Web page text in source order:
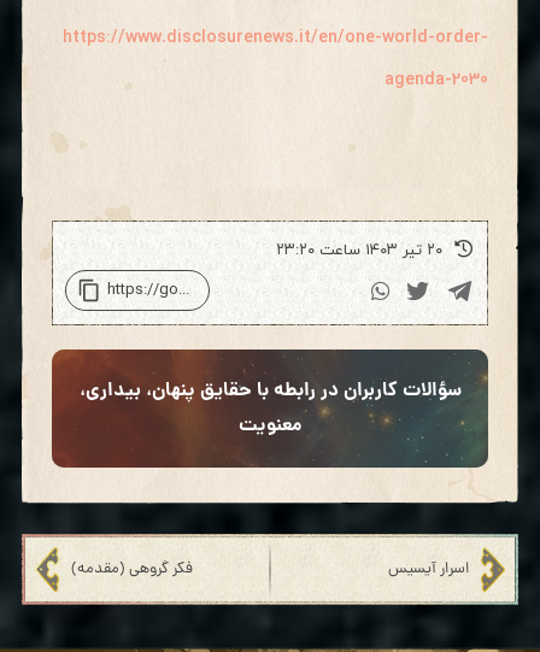
https://www.disclosurenews.it/en/one-world-order-
agenda-2030
۲۰ تیر ۱۴۰۳ ساعت ۲۳:۲۰
سؤالات کاربران در رابطه با حقایق پنهان، بیداری،
معنویت
اسرار آیسیس فکر گروهی (مقدمه)